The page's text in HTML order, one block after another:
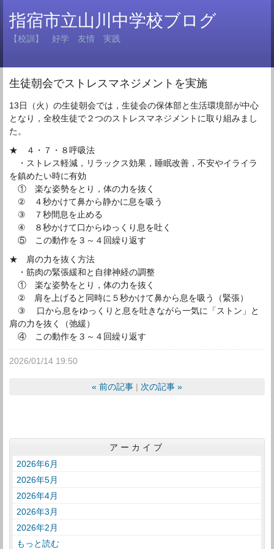
指宿市立山川中学校ブログ
【校訓】 好学 友情 実践
生徒朝会でストレスマネジメントを実施
13日（火）の生徒朝会では，生徒会の保体部と生活環境部が中心
となり，全校生徒で２つのストレスマネジメントに取り組みまし
た。
★ ４・７・８呼吸法
・ストレス軽減，リラックス効果，睡眠改善，不安やイライラ
を鎮めたい時に有効
① 楽な姿勢をとり，体の力を抜く
② ４秒かけて鼻から静かに息を吸う
③ ７秒間息を止める
④ ８秒かけて口からゆっくり息を吐く
⑤ この動作を３～４回繰り返す
★ 肩の力を抜く方法
・筋肉の緊張緩和と自律神経の調整
① 楽な姿勢をとり，体の力を抜く
② 肩を上げると同時に５秒かけて鼻から息を吸う（緊張）
③ 口から息をゆっくりと息を吐きながら一気に「ストン」と
肩の力を抜く（弛緩）
④ この動作を３～４回繰り返す
2026/01/14 19:50
« 前の記事 次の記事 »
アーカイブ
2026年6月
2026年5月
2026年4月
2026年3月
2026年2月
もっと読む